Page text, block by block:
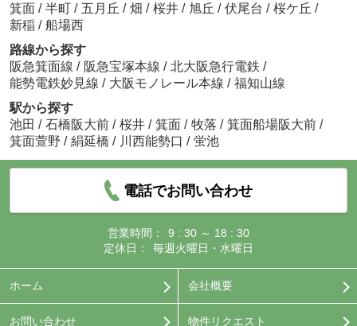
箕面 / 半町 / 五月丘 / 畑 / 桜井 / 旭丘 / 伏尾台 / 桜ケ丘 /
新稲 / 船場西
路線から探す
阪急箕面線 / 阪急宝塚本線 / 北大阪急行電鉄 /
能勢電鉄妙見線 / 大阪モノレール本線 / 福知山線
駅から探す
池田 / 石橋阪大前 / 桜井 / 箕面 / 牧落 / 箕面船場阪大前 /
箕面萱野 / 絹延橋 / 川西能勢口 / 蛍池
電話でお問い合わせ
営業時間：
9 : 30 ～ 18 : 30
定休日：
毎週火曜日・水曜日
ホーム 会社概要
お問い合わせ 物件リクエスト